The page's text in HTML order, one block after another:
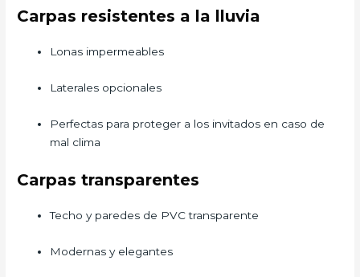
Carpas resistentes a la lluvia
Lonas impermeables
Laterales opcionales
Perfectas para proteger a los invitados en caso de
mal clima
Carpas transparentes
Techo y paredes de PVC transparente
Modernas y elegantes